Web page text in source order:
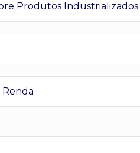
Produtos Industrializados